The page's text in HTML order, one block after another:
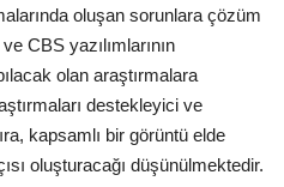
oluşan sorunlara çözüm
CBS yazılımlarının
olan araştırmalara
destekleyici ve
kapsamlı bir görüntü elde
oluşturacağı düşünülmektedir.